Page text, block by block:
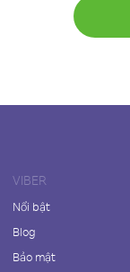
VIBER
Nổi bật
Blog
Bảo mật